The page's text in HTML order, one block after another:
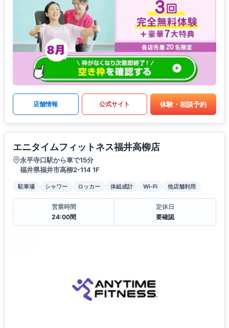
店舗情報 公式サイト 体験・相談予約
エニタイムフィットネス福井高柳店
永平寺口駅から車で15分
福井県福井市高柳2-114 1F
駐車場 シャワー ロッカー 体組成計 Wi-Fi 他店舗利用
営業時間
24:00間
定休日
要確認